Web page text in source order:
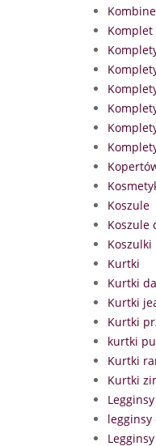
Komplet
Koszule
Koszule
Koszulki
Kurtki
Kurtki
Kurtki
Kurtki
kurtki
Kurtki
Kurtki
Legginsy
legginsy